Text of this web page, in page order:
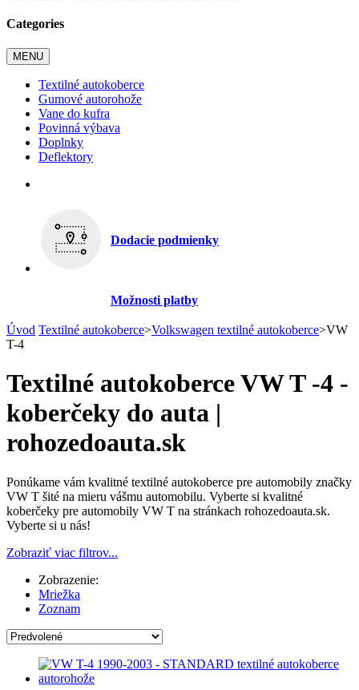
Categories
MENU
Textilné autokoberce
Gumové autorohože
Vane do kufra
Povinná výbava
Doplnky
Deflektory
Dodacie podmienky
Možnosti platby
Úvod Textilné autokoberce>Volkswagen textilné autokoberce>VW
T-4
Textilné autokoberce VW T -4 -
koberčeky do auta |
rohozedoauta.sk
Ponúkame vám kvalitné textilné autokoberce pre automobily značky
VW T šité na mieru vášmu automobilu. Vyberte si kvalitné
koberčeky pre automobily VW T na stránkach rohozedoauta.sk.
Vyberte si u nás!
Zobraziť viac filtrov...
Zobrazenie:
Mriežka
Zoznam